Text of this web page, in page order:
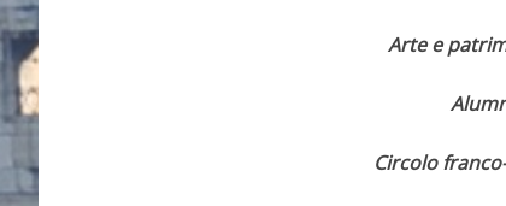
Arte e
Circolo